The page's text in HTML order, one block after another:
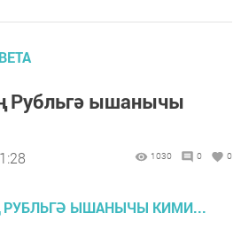
Рубльгә ышанычы
1030 0 0